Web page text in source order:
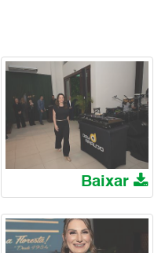
Baixar